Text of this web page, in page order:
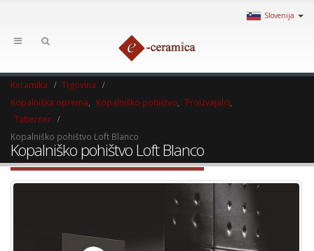
Slovenija
Keramika
Trgovina
Kopalniška oprema
Kopalniško pohištvo Proizvajalci
Taberner
Kopalniško pohištvo Loft Blanco
Kopalniško pohištvo Loft Blanco